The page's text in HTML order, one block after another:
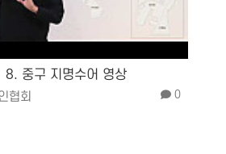
8. 중구 지명수어 영상
협회
0